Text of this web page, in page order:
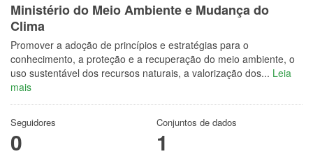
Ministério do Meio Ambiente e Mudança do
Clima
Promover a adoção de princípios e estratégias para o
conhecimento, a proteção e a recuperação do meio ambiente, o
uso sustentável dos recursos naturais, a valorização dos... Leia
mais
Seguidores
0
Conjuntos de dados
1